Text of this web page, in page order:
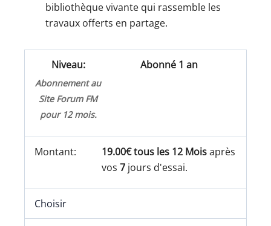
bibliothèque vivante qui rassemble les
travaux offerts en partage.
Abonné 1 an
Abonnement au
Site Forum FM
pour 12 mois.
19.00€ tous les 12 Moisaprès
vos7 jours d'essai.
Choisir